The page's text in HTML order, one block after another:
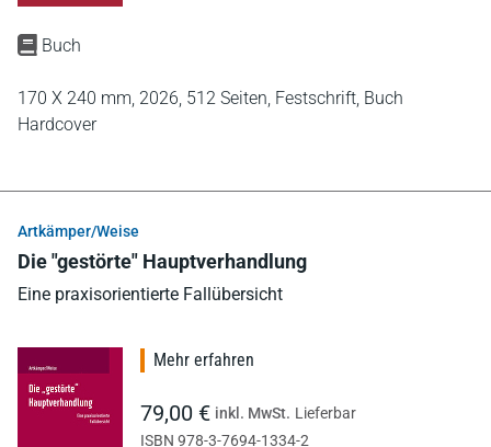
Buch
170 X 240 mm, 2026, 512 Seiten, Festschrift, Buch
Hardcover
Artkämper/Weise
Die "gestörte" Hauptverhandlung
Eine praxisorientierte Fallübersicht
Mehr erfahren
79,00 € inkl. MwSt. Lieferbar
ISBN 978-3-7694-1334-2